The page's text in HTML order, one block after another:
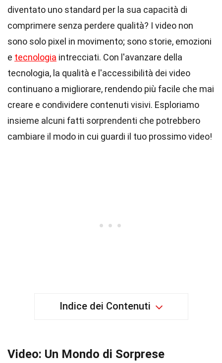
diventato uno standard per la sua capacità di
comprimere senza perdere qualità? I video non
sono solo pixel in movimento; sono storie, emozioni
e tecnologia intrecciati. Con l'avanzare della
tecnologia, la qualità e l'accessibilità dei video
continuano a migliorare, rendendo più facile che mai
creare e condividere contenuti visivi. Esploriamo
insieme alcuni fatti sorprendenti che potrebbero
cambiare il modo in cui guardi il tuo prossimo video!
Indice dei Contenuti
Video: Un Mondo di Sorprese